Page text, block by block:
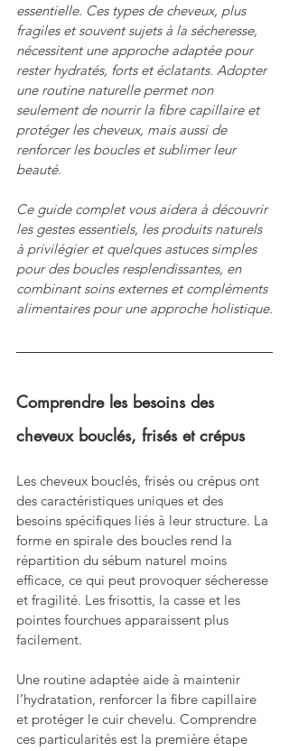
essentielle. Ces types de cheveux, plus
fragiles et souvent sujets à la sécheresse,
nécessitent une approche adaptée pour
rester hydratés, forts et éclatants. Adopter
une routine naturelle permet non
seulement de nourrir la fibre capillaire et
protéger les cheveux, mais aussi de
renforcer les boucles et sublimer leur
beauté.
Ce guide complet vous aidera à découvrir
les gestes essentiels, les produits naturels
à privilégier et quelques astuces simples
pour des boucles resplendissantes, en
combinant soins externes et compléments
alimentaires pour une approche holistique.
Comprendre les besoins des
cheveux bouclés, frisés et crépus
Les cheveux bouclés, frisés ou crépus ont
des caractéristiques uniques et des
besoins spécifiques liés à leur structure. La
forme en spirale des boucles rend la
répartition du sébum naturel moins
efficace, ce qui peut provoquer sécheresse
et fragilité. Les frisottis, la casse et les
pointes fourchues apparaissent plus
facilement.
Une routine adaptée aide à maintenir
l’hydratation, renforcer la fibre capillaire
et protéger le cuir chevelu. Comprendre
ces particularités est la première étape